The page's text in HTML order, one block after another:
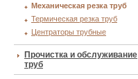
Механическая резка труб
Термическая резка труб
Центраторы трубные
Прочистка и обслуживание
труб